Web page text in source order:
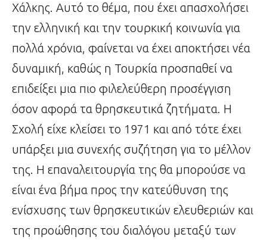
Χάλκης. Αυτό το θέμα, που έχει απασχολήσει
την ελληνική και την τουρκική κοινωνία για
πολλά χρόνια, φαίνεται να έχει αποκτήσει νέα
δυναμική, καθώς η Τουρκία προσπαθεί να
επιδείξει μια πιο φιλελεύθερη προσέγγιση
όσον αφορά τα θρησκευτικά ζητήματα. Η
Σχολή είχε κλείσει το 1971 και από τότε έχει
υπάρξει μια συνεχής συζήτηση για το μέλλον
της. Η επαναλειτουργία της θα μπορούσε να
είναι ένα βήμα προς την κατεύθυνση της
ενίσχυσης των θρησκευτικών ελευθεριών και
της προώθησης του διαλόγου μεταξύ των